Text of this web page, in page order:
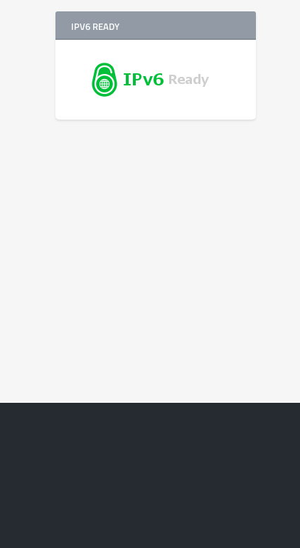
IPV6 READY